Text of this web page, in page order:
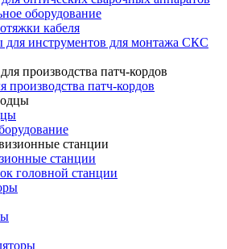
оборудование
кабеля
для инструментов для монтажа СКС
производства патч-кордов
станции
головной станции